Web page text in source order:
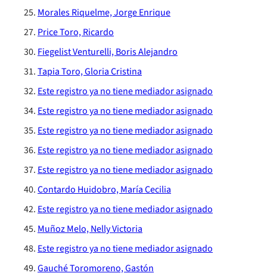
Morales Riquelme, Jorge Enrique
Price Toro, Ricardo
Fiegelist Venturelli, Boris Alejandro
Tapia Toro, Gloria Cristina
Este registro ya no tiene mediador asignado
Este registro ya no tiene mediador asignado
Este registro ya no tiene mediador asignado
Este registro ya no tiene mediador asignado
Este registro ya no tiene mediador asignado
Contardo Huidobro, María Cecilia
Este registro ya no tiene mediador asignado
Muñoz Melo, Nelly Victoria
Este registro ya no tiene mediador asignado
Gauché Toromoreno, Gastón